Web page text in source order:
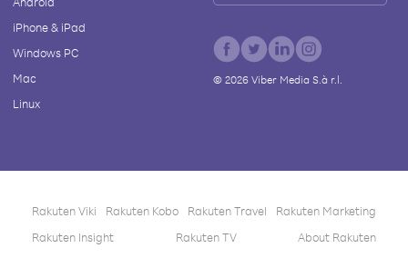
iPhone & iPad
Windows PC
Mac
Linux
© 2026Viber Media S.à r.l.
Rakuten Viki Rakuten Kobo Rakuten Travel
Rakuten Marketing
Rakuten Insight
Rakuten TV About Rakuten